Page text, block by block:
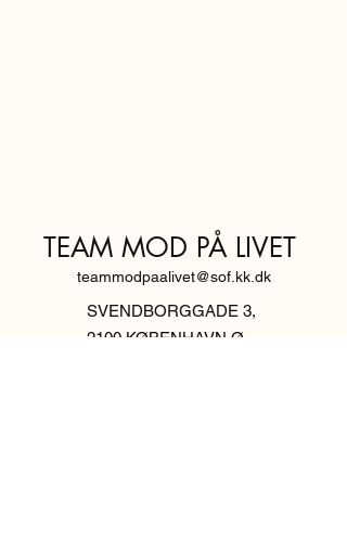
TEAM MOD PÅ LIVET
teammodpaalivet@sof.kk.dk
SVENDBORGGADE 3,
2100 KØBENHAVN Ø